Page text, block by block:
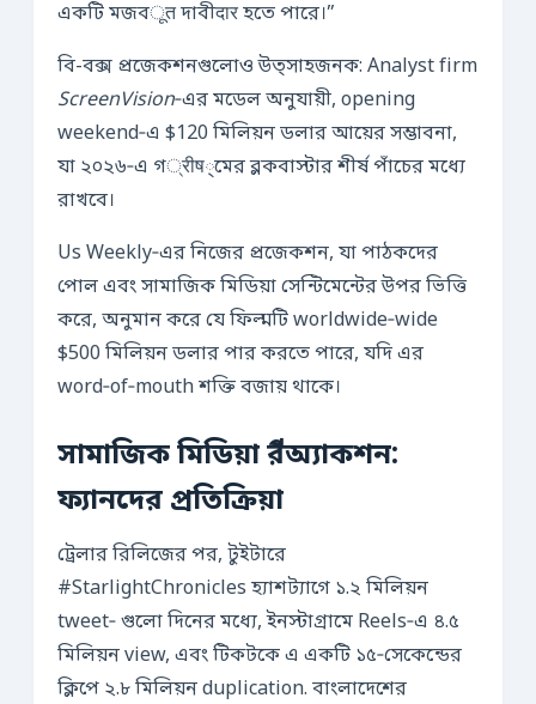
একটি মজবूत দাবীदार হতে পারে।”
বি-বক্স প্রজেকশনগুলোও উত্সাহজনক: Analyst firm
ScreenVision‑এর মডেল অনুযায়ী, opening
weekend‑এ $120 মিলিয়ন ডলার আয়ের সম্ভাবনা,
যা ২০২৬‑এ গ्रीष্মের ব্লকবাস্টার শীর্ষ পাঁচের মধ্যে
রাখবে।
Us Weekly‑এর নিজের প্রজেকশন, যা পাঠকদের
পোল এবং সামাজিক মিডিয়া সেন্টিমেন্টের উপর ভিত্তি
করে, অনুমান করে যে ফিল্মটি worldwide‑wide
$500 মিলিয়ন ডলার পার করতে পারে, যদি এর
word‑of‑mouth শক্তি বজায় থাকে।
সামাজিক মিডিয়া রีঅ্যাকশন:
ফ্যানদের প্রতিক্রিয়া
ট্রেলার রিলিজের পর, টুইটারে
#StarlightChronicles হ্যাশট্যাগে ১.২ মিলিয়ন
tweet‑ গুলো দিনের মধ্যে, ইনস্টাগ্রামে Reels‑এ ৪.৫
মিলিয়ন view, এবং টিকটকে এ একটি ১৫‑সেকেন্ডের
ক্লিপে ২.৮ মিলিয়ন duplication. বাংলাদেশের